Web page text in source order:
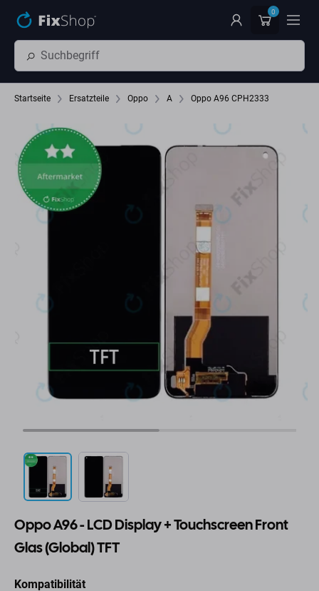
0
Startseite Ersatzteile Oppo A Oppo A96 CPH2333
Oppo A96 - LCD Display + Touchscreen Front
Glas (Global) TFT
Kompatibilität